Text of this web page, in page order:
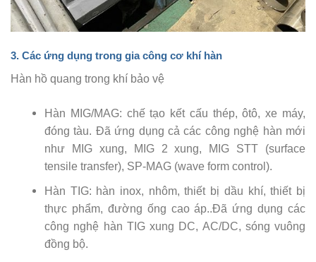
3. Các ứng dụng trong gia công cơ khí hàn
Hàn hồ quang trong khí bảo vệ
Hàn MIG/MAG: chế tạo kết cấu thép, ôtô, xe máy,
đóng tàu. Đã ứng dụng cả các công nghệ hàn mới
như MIG xung, MIG 2 xung, MIG STT (surface
tensile transfer), SP-MAG (wave form control).
Hàn TIG: hàn inox, nhôm, thiết bị dầu khí, thiết bị
thực phẩm, đường ống cao áp..Đã ứng dụng các
công nghệ hàn TIG xung DC, AC/DC, sóng vuông
đồng bộ.